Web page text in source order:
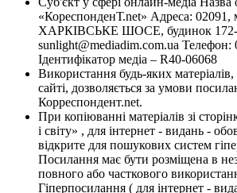
«КореспонденТ.net» Адреса: 02091,
ХАРКІВСЬКЕ ШОСЕ, будинок 172-
sunlight@mediadim.com.ua Телефон:
Ідентифікатор медіа – R40-06068
Використання будь-яких
сайті, дозволяється за умови
Корреспондент.net.
При копіюванні матеріалів зі
і світу» , для інтернет - видань -
відкрите для пошукових систем
Посилання має бути розміщена в
повного або часткового
Гіперпосилання ( для інтернет -